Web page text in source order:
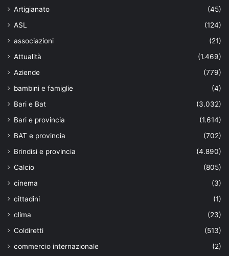
Artigianato
(45)
ASL
(124)
associazioni
(21)
Attualità
(1.469)
Aziende
(779)
bambini e famiglie
(4)
Bari e Bat
(3.032)
Bari e provincia
(1.614)
BAT e provincia
(702)
Brindisi e provincia
(4.890)
Calcio
(805)
cinema
(3)
cittadini
(1)
clima
(23)
Coldiretti
(513)
commercio internazionale
(2)